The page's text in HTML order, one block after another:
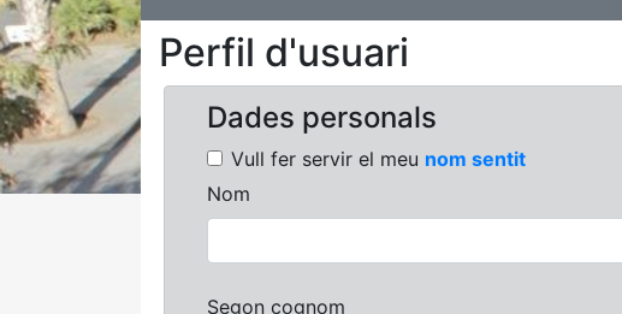
Perfil d'usuari
Dades personals
Vull fer servir el meu nom sentit
Nom
Segon cognom